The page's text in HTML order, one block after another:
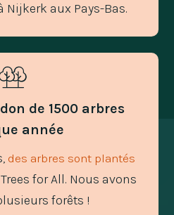
Nijkerk aux Pays-Bas.
de 1500 arbres
année
des arbres sont plantés
for All. Nous avons
forêts !